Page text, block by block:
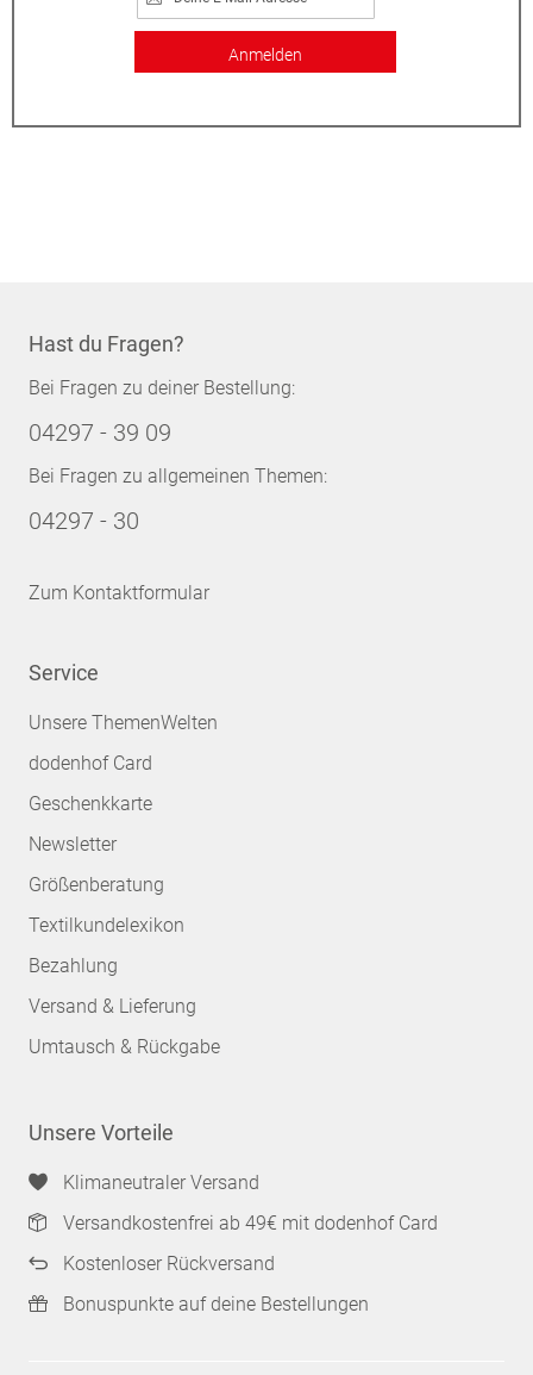
Anmelden
Hast du Fragen?
Bei Fragen zu deiner Bestellung:
04297 - 39 09
Bei Fragen zu allgemeinen Themen:
04297 - 30
Zum Kontaktformular
Service
Unsere ThemenWelten
dodenhof Card
Geschenkkarte
Newsletter
Größenberatung
Textilkundelexikon
Bezahlung
Versand & Lieferung
Umtausch & Rückgabe
Unsere Vorteile
Klimaneutraler Versand
Versandkostenfrei ab 49€ mit dodenhof Card
Kostenloser Rückversand
Bonuspunkte auf deine Bestellungen